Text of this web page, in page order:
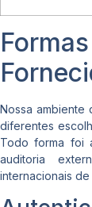
Nossa ambiente
diferentes
Todo forma foi
auditoria
internacionais